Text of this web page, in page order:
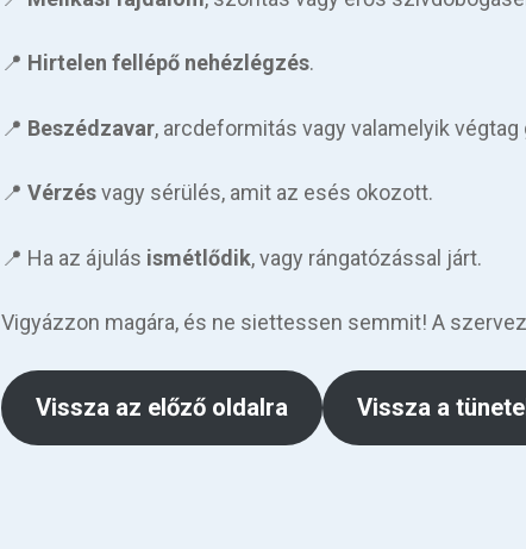
📍 Hirtelen fellépő nehézlégzés.
📍 Beszédzavar, arcdeformitás vagy valamelyik végtag
📍Vérzésvagy sérülés, amit az esés okozott.
📍 Ha az ájulás ismétlődik, vagy rángatózással járt.
Vigyázzon magára, és ne siettessen semmit! A
Vissza az előző oldalra Vissza a